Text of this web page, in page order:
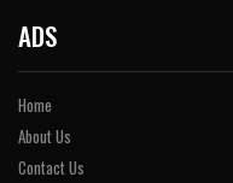
ADS
Home
About Us
Contact Us